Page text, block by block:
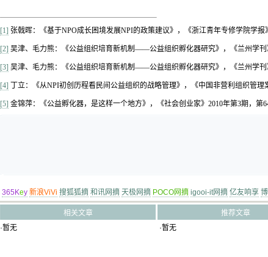
[1] 张戟晖：《基于NPO成长困境发展NPI的政策建议》，《浙江青年专修学院学报》
[2] 吴津、毛力熊：《公益组织培育新机制——公益组织孵化器研究》，《兰州学刊
[3] 吴津、毛力熊：《公益组织培育新机制——公益组织孵化器研究》，《兰州学刊
[4] 丁立：《从NPI初创历程看民间公益组织的战略管理》，《中国非营利组织管理
[5] 金锦萍：《公益孵化器，是这样一个地方》，《社会创业家》 2010年第3期，第
365Key 新浪ViVi 搜狐狐摘 和讯网摘 天极网摘 POCO网摘 igooi-it网摘 亿友响享
相关文章 推荐文章
·暂无
·暂无